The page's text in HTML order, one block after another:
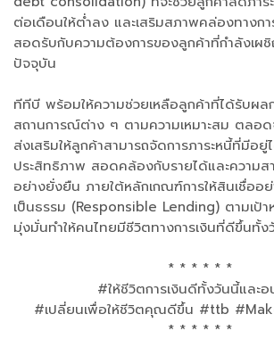
ต่อเดือนให้ต่ำลง และเสริมสภาพคล่องทางก
สอดรับกับความต้องการของลูกค้าที่กำลังเ
ปัจจุบัน
ทีทีบี พร้อมให้ความช่วยเหลือลูกค้าที่ได้รับผล
สถานการณ์ต่าง ๆ ตามความเหมาะสม ตลอ
ส่งเสริมให้ลูกค้าสามารถจัดการภาระหนี้ที่มีอ
ประสิทธิภาพ สอดคล้องกับรายได้และความสา
อย่างยั่งยืน ภายใต้หลักเกณฑ์การให้สินเชื่ออ
เป็นธรรม (Responsible Lending) ตามเป้
มุ่งมั่นทำให้คนไทยมีชีวิตทางการเงินที่ดีขึ้นทั้
* * * * * *
#ให้ชีวิตการเงินดีทั้งวันนี้และ
#เปลี่ยนเพื่อให้ชีวิตคุณดีขึ้น #ttb
* * * * * *